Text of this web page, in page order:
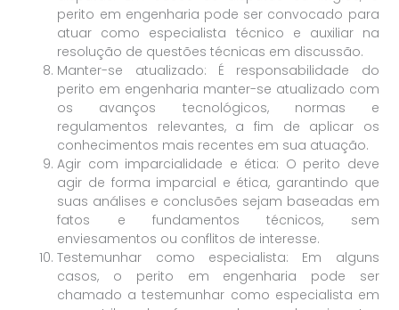
perito em engenharia pode ser convocado para
atuar como especialista técnico e auxiliar na
resolução de questões técnicas em discussão.
Manter-se atualizado: É responsabilidade do
perito em engenharia manter-se atualizado com
os avanços tecnológicos, normas e
regulamentos relevantes, a fim de aplicar os
conhecimentos mais recentes em sua atuação.
Agir com imparcialidade e ética: O perito deve
agir de forma imparcial e ética, garantindo que
suas análises e conclusões sejam baseadas em
fatos e fundamentos técnicos, sem
enviesamentos ou conflitos de interesse.
Testemunhar como especialista: Em alguns
casos, o perito em engenharia pode ser
chamado a testemunhar como especialista em